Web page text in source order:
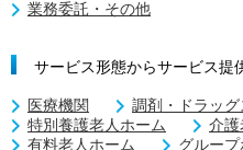
業務委託・その他
サービス形態からサービス提
医療機関
調剤・ドラッグ
特別養護老人ホーム
介護
有料老人ホーム
グループ